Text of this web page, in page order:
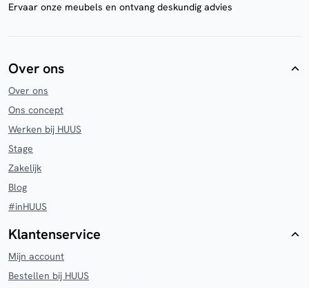
Ervaar onze meubels en ontvang deskundig advies
Over ons
Over ons
Ons concept
Werken bij HUUS
Stage
Zakelijk
Blog
#inHUUS
Klantenservice
Mijn account
Bestellen bij HUUS